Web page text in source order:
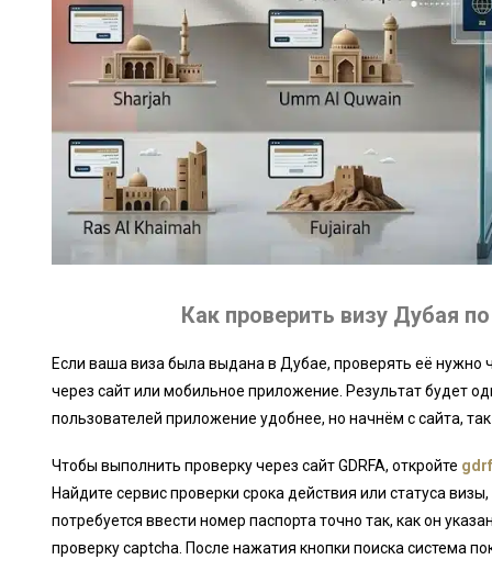
Как проверить визу Дубая
Если ваша виза была выдана в Дубае, проверять её нужно
через сайт или мобильное приложение. Результат будет
пользователей приложение удобнее, но начнём с сайта,
Чтобы выполнить проверку через сайт GDRFA, откройте
Найдите сервис проверки срока действия или статуса
потребуется ввести номер паспорта точно так, как он
проверку captcha. После нажатия кнопки поиска система